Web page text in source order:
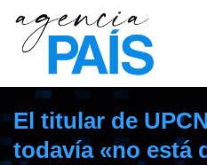
El titular de
todavía «no está